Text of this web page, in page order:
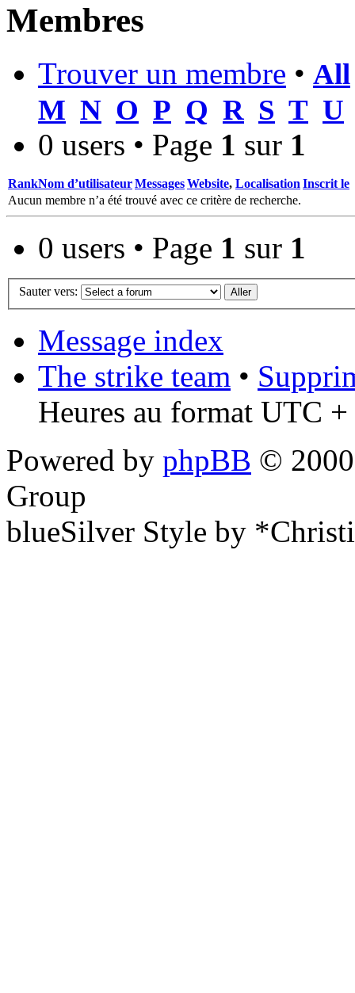
Membres
Trouver un membre • All
M N O P Q R S T U
0 users • Page 1 sur 1
RankNom d’utilisateurMessagesWebsite, Localisation Inscrit le
Aucun membre n’a été trouvé avec ce critère de recherche.
0 users • Page 1 sur 1
Sauter vers:
Message index
The strike team •
Heures au format UTC
Powered by phpBB ©
Group
blueSilver Style by